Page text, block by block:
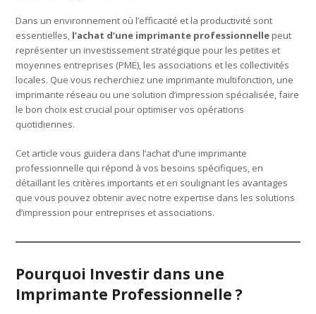
Dans un environnement où l’efficacité et la productivité sont
essentielles, l’achat d’une imprimante professionnelle peut
représenter un investissement stratégique pour les petites et
moyennes entreprises (PME), les associations et les collectivités
locales. Que vous recherchiez une imprimante multifonction, une
imprimante réseau ou une solution d’impression spécialisée, faire
le bon choix est crucial pour optimiser vos opérations
quotidiennes.
Cet article vous guidera dans l’achat d’une imprimante
professionnelle qui répond à vos besoins spécifiques, en
détaillant les critères importants et en soulignant les avantages
que vous pouvez obtenir avec notre expertise dans les solutions
d’impression pour entreprises et associations.
Pourquoi Investir dans une
Imprimante Professionnelle ?